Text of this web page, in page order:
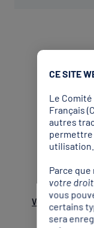
Ain
Comité
Ain
Voir sur le plan
CE SITE
Le
Français
autres
permettre
utilisation.
Parce
votre droit
vous
certains
sera